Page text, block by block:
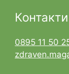
0895 11 50